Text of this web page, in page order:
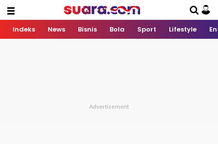
Indeks News Bisnis Bola Sport Lifestyle